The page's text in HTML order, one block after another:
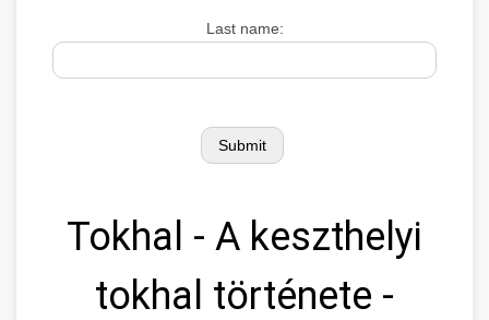
Last name:
Tokhal - A keszthelyi
tokhal története -